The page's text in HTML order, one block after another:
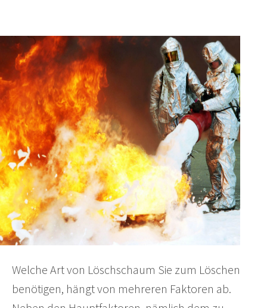
Welche Art von Löschschaum Sie zum Löschen
benötigen, hängt von mehreren Faktoren ab.